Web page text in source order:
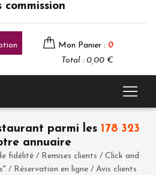
commission
Mon Panier : 0
Total : 0,00 €
parmi les 178 323
annuaire
fidélité / Remises clients / Click and
/ Réservation en ligne / Avis clients